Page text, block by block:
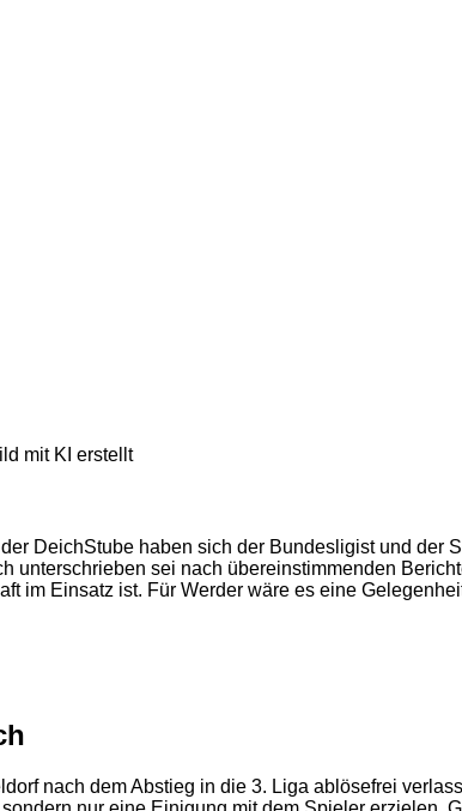
mit KI erstellt
DeichStube haben sich der Bundesligist und der
unterschrieben sei nach übereinstimmenden
im Einsatz ist. Für Werder wäre es eine
nach dem Abstieg in die 3. Liga ablösefrei